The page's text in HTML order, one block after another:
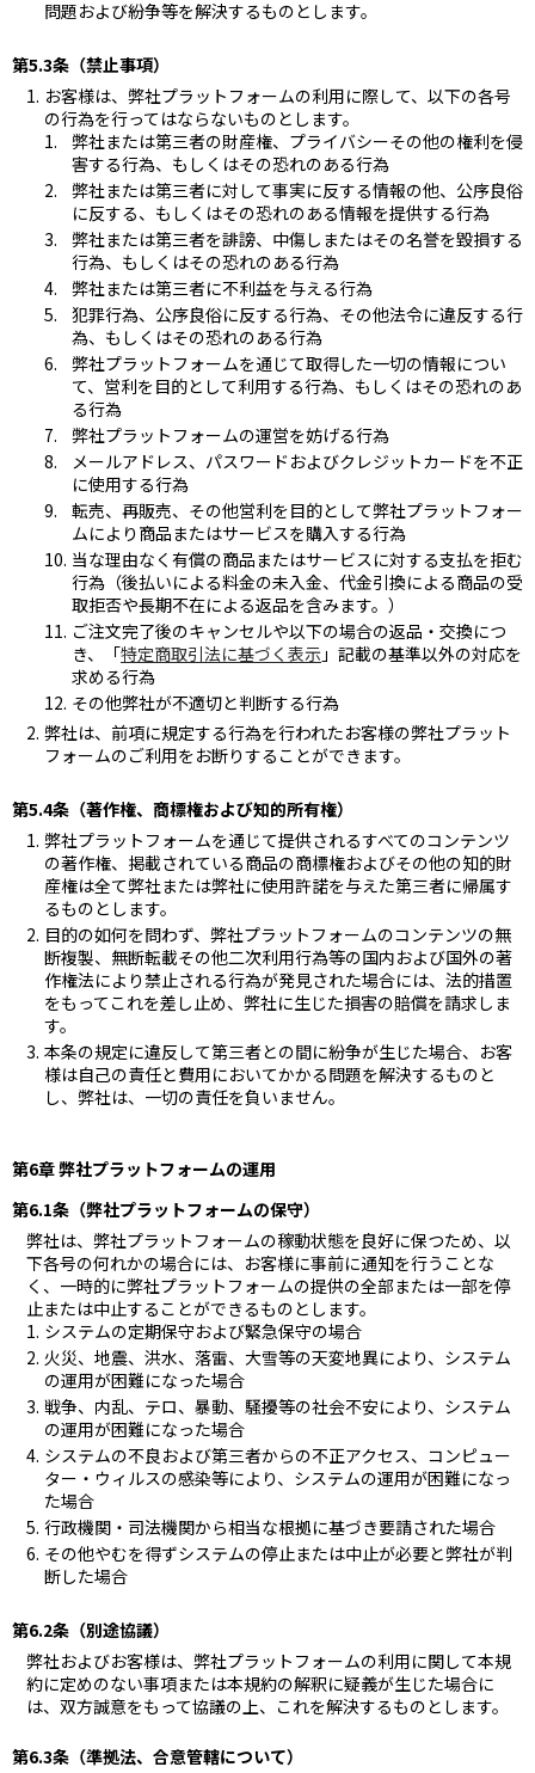
問題および紛争等を解決するものとします。
第5.3条（禁止事項）
お客様は、弊社プラットフォームの利用に際して、以下の各号
の行為を行ってはならないものとします。
弊社または第三者の財産権、プライバシーその他の権利を侵
害する行為、もしくはその恐れのある行為
弊社または第三者に対して事実に反する情報の他、公序良俗
に反する、もしくはその恐れのある情報を提供する行為
弊社または第三者を誹謗、中傷しまたはその名誉を毀損する
行為、もしくはその恐れのある行為
弊社または第三者に不利益を与える行為
犯罪行為、公序良俗に反する行為、その他法令に違反する行
為、もしくはその恐れのある行為
弊社プラットフォームを通じて取得した一切の情報につい
て、営利を目的として利用する行為、もしくはその恐れのあ
る行為
弊社プラットフォームの運営を妨げる行為
メールアドレス、パスワードおよびクレジットカードを不正
に使用する行為
転売、再販売、その他営利を目的として弊社プラットフォー
ムにより商品またはサービスを購入する行為
当な理由なく有償の商品またはサービスに対する支払を拒む
行為（後払いによる料金の未入金、代金引換による商品の受
取拒否や長期不在による返品を含みます。）
ご注文完了後のキャンセルや以下の場合の返品・交換につ
き、「特定商取引法に基づく表示 」記載の基準以外の対応を
求める行為
その他弊社が不適切と判断する行為
弊社は、前項に規定する行為を行われたお客様の弊社プラット
フォームのご利用をお断りすることができます。
第5.4条（著作権、商標権および知的所有権）
弊社プラットフォームを通じて提供されるすべてのコンテンツ
の著作権、掲載されている商品の商標権およびその他の知的財
産権は全て弊社または弊社に使用許諾を与えた第三者に帰属す
るものとします。
目的の如何を問わず、弊社プラットフォームのコンテンツの無
断複製、無断転載その他二次利用行為等の国内および国外の著
作権法により禁止される行為が発見された場合には、法的措置
をもってこれを差し止め、弊社に生じた損害の賠償を請求しま
す。
本条の規定に違反して第三者との間に紛争が生じた場合、お客
様は自己の責任と費用においてかかる問題を解決するものと
し、弊社は、一切の責任を負いません。
第6章 弊社プラットフォームの運用
第6.1条（弊社プラットフォームの保守）
弊社は、弊社プラットフォームの稼動状態を良好に保つため、以
下各号の何れかの場合には、お客様に事前に通知を行うことな
く、一時的に弊社プラットフォームの提供の全部または一部を停
止または中止することができるものとします。
システムの定期保守および緊急保守の場合
火災、地震、洪水、落雷、大雪等の天変地異により、システム
の運用が困難になった場合
戦争、内乱、テロ、暴動、騒擾等の社会不安により、システム
の運用が困難になった場合
システムの不良および第三者からの不正アクセス、コンピュー
ター・ウィルスの感染等により、システムの運用が困難になっ
た場合
行政機関・司法機関から相当な根拠に基づき要請された場合
その他やむを得ずシステムの停止または中止が必要と弊社が判
断した場合
第6.2条（別途協議）
弊社およびお客様は、弊社プラットフォームの利用に関して本規
約に定めのない事項または本規約の解釈に疑義が生じた場合に
は、双方誠意をもって協議の上、これを解決するものとします。
第6.3条（準拠法、合意管轄について）